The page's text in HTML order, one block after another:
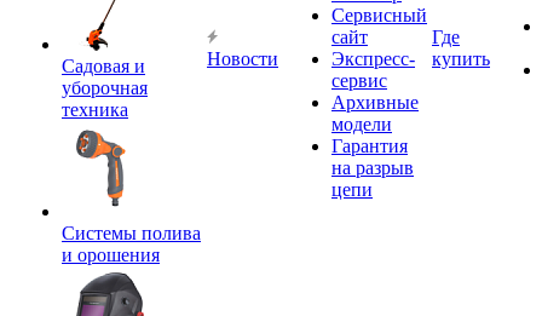
Садовая и
уборочная
техника
Системы полива
и орошения
Новости
Сервисный
сайт
Экспресс-
сервис
Архивные
модели
Гарантия
на разрыв
цепи
Где
купить